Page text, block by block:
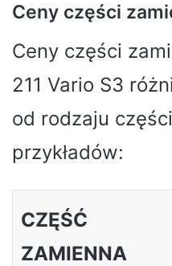
Ceny części
Ceny części
211 Vario S3
od rodzaju
przykładów:
CZĘŚĆ
ZAMIENNA